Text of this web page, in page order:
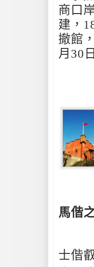
商口
建，
撤館
月30
馬偕
士偕